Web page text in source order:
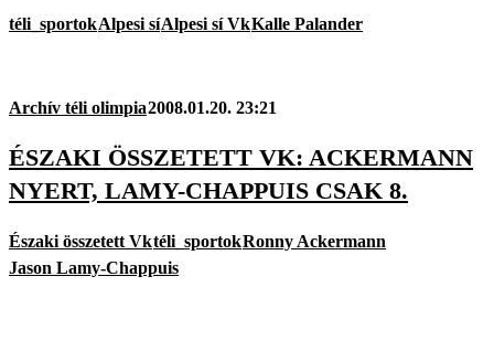
téli_sportokAlpesi síAlpesi sí VkKalle Palander
Archív téli olimpia2008.01.20. 23:21
ÉSZAKI ÖSSZETETT VK: ACKERMANN
NYERT, LAMY-CHAPPUIS CSAK 8.
Északi összetett Vktéli_sportokRonny Ackermann
Jason Lamy-Chappuis